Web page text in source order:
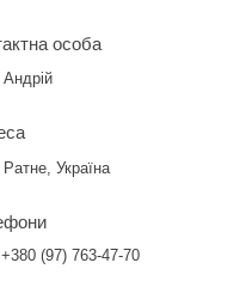
Андрій
Ратне, Україна
+380 (97) 763-47-70